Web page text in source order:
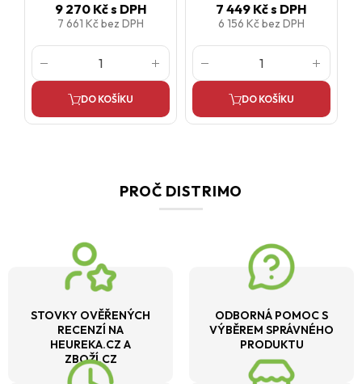
9 270 Kčs DPH
7 661 Kčbez DPH
DO KOŠÍKU
7 449 Kčs DPH
6 156 Kčbez DPH
DO KOŠÍKU
PROČ DISTRIMO
STOVKY OVĚŘENÝCH
RECENZÍ NA
HEUREKA.CZ A
ZBOŽÍ.CZ
ODBORNÁ POMOC S
VÝBĚREM SPRÁVNÉHO
PRODUKTU